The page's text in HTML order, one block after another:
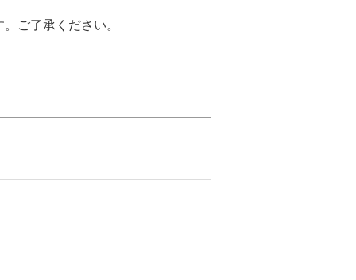
ご了承ください。